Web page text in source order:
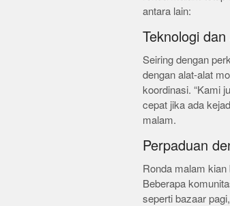
antara lain:
Teknologi
Seiring dengan
dengan alat-alat
koordinasi. “Kami
cepat jika ada
malam.
Perpaduan
Ronda malam
Beberapa
seperti bazaar